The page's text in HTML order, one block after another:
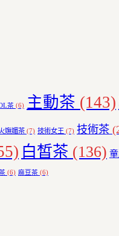
茶 (6) 主動茶 (143)
嫵媚茶 (7) 技術女王 (7) 技術茶
白皙茶 (136)
(6) 麻豆茶 (6)